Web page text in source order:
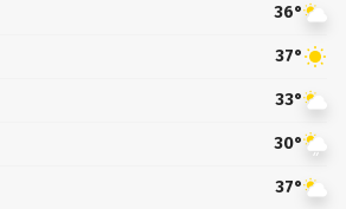
36°
37°
33°
30°
37°